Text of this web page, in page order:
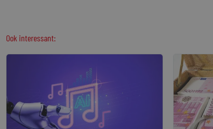
Ook interessant: